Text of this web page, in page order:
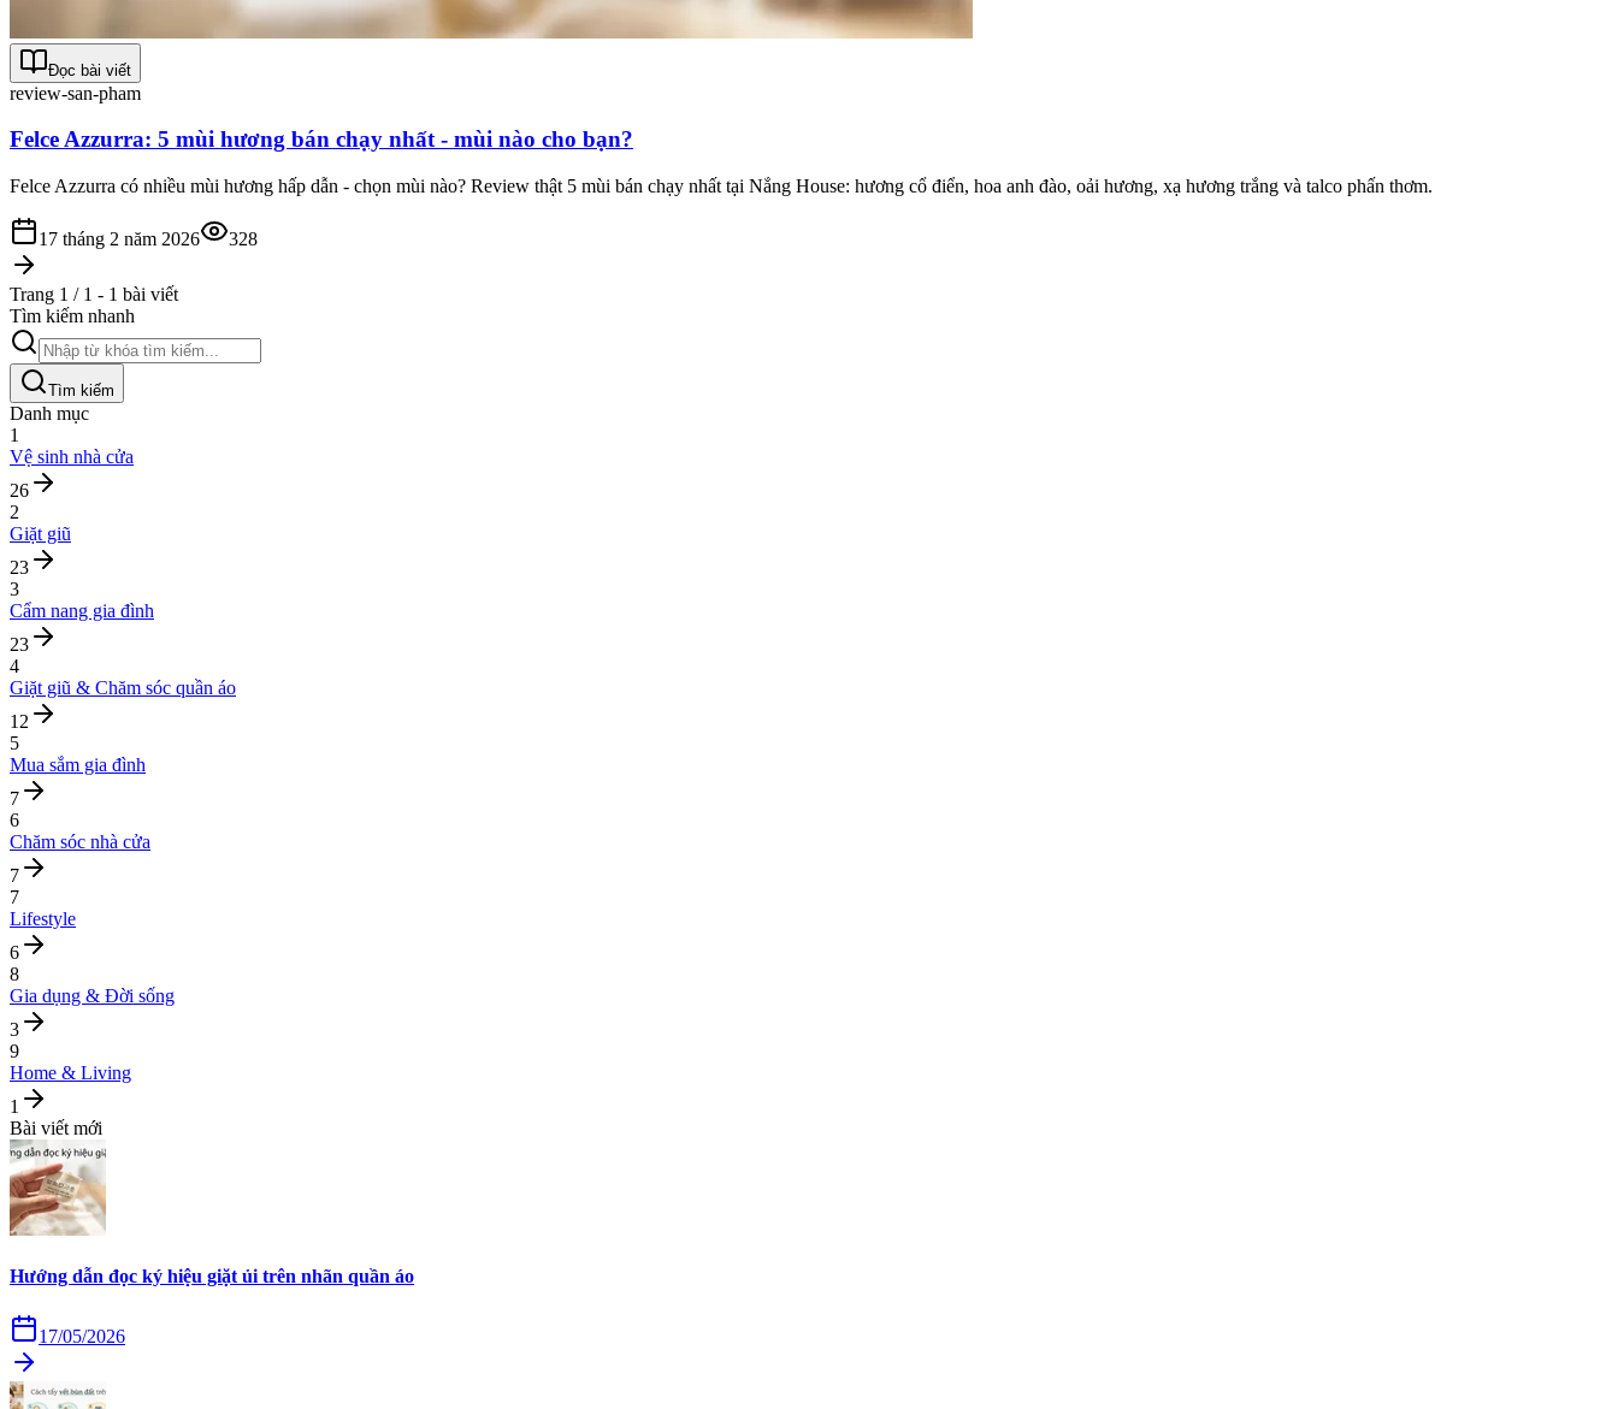
Đọc bài viết
review-san-pham
Felce Azzurra: 5 mùi hương bán chạy nhất - mùi nào cho bạn?
Felce Azzurra có nhiều mùi hương hấp dẫn - chọn mùi nào? Review thật 5 mùi bán chạy nhất tại Nắng House: hương cổ điển, hoa anh đào, oải hương, xạ hương trắng và talco phấn thơm.
17 tháng 2 năm 2026 328
Trang 1 / 1 - 1 bài viết
Tìm kiếm nhanh
Tìm kiếm
Danh mục
1
Vệ sinh nhà cửa
26
2
Giặt giũ
23
3
Cẩm nang gia đình
23
4
Giặt giũ & Chăm sóc quần áo
12
5
Mua sắm gia đình
7
6
Chăm sóc nhà cửa
7
7
Lifestyle
6
8
Gia dụng & Đời sống
3
9
Home & Living
1
Bài viết mới
Hướng dẫn đọc ký hiệu giặt ủi trên nhãn quần áo
17/05/2026